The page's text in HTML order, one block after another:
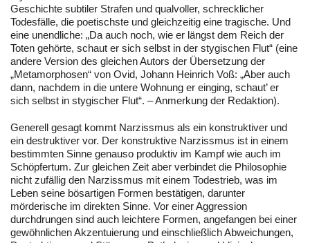
Geschichte subtiler Strafen und qualvoller, schrecklicher
Todesfälle, die poetischste und gleichzeitig eine tragische. Und
eine unendliche: „Da auch noch, wie er längst dem Reich der
Toten gehörte, schaut er sich selbst in der stygischen Flut“ (eine
andere Version des gleichen Autors der Übersetzung der
„Metamorphosen“ von Ovid, Johann Heinrich Voß: „Aber auch
dann, nachdem in die untere Wohnung er einging, schaut’ er
sich selbst in stygischer Flut“. – Anmerkung der Redaktion).
Generell gesagt kommt Narzissmus als ein konstruktiver und
ein destruktiver vor. Der konstruktive Narzissmus ist in einem
bestimmten Sinne genauso produktiv im Kampf wie auch im
Schöpfertum. Zur gleichen Zeit aber verbindet die Philosophie
nicht zufällig den Narzissmus mit einem Todestrieb, was im
Leben seine bösartigen Formen bestätigen, darunter
mörderische im direkten Sinne. Vor einer Aggression
durchdrungen sind auch leichtere Formen, angefangen bei einer
gewöhnlichen Akzentuierung und einschließlich Abweichungen,